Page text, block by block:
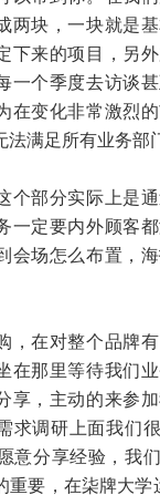
两块，一块就是
下来的项目，另
一个季度去访谈
在变化非常激烈
满足所有业务部
部分实际上是通
一定要内外顾客
会场怎么布置，
在对整个品牌有
在那里等待我们
享，主动的来参
求调研上面我们
意分享经验，我
重要，在柒牌大学